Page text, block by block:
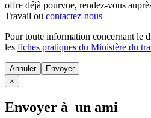
offre déjà pourvue, rendez-vous
Travail ou contactez-nous
Pour toute information concernant le
les fiches pratiques du Ministère du
Annuler
×
Envoyer à un ami